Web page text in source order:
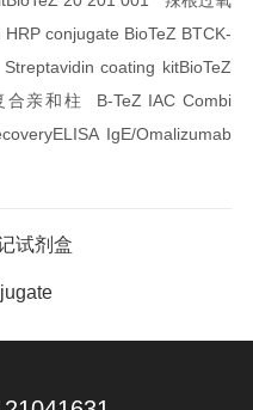
conjugate BioTeZ BTCK-
coating kitBioTeZ
亲和柱 B-TeZ IAC Combi
IgE/Omalizumab
试剂盒